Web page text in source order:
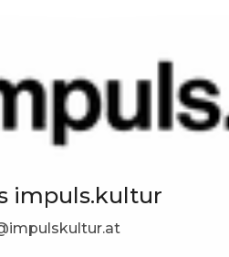
impuls.kultur